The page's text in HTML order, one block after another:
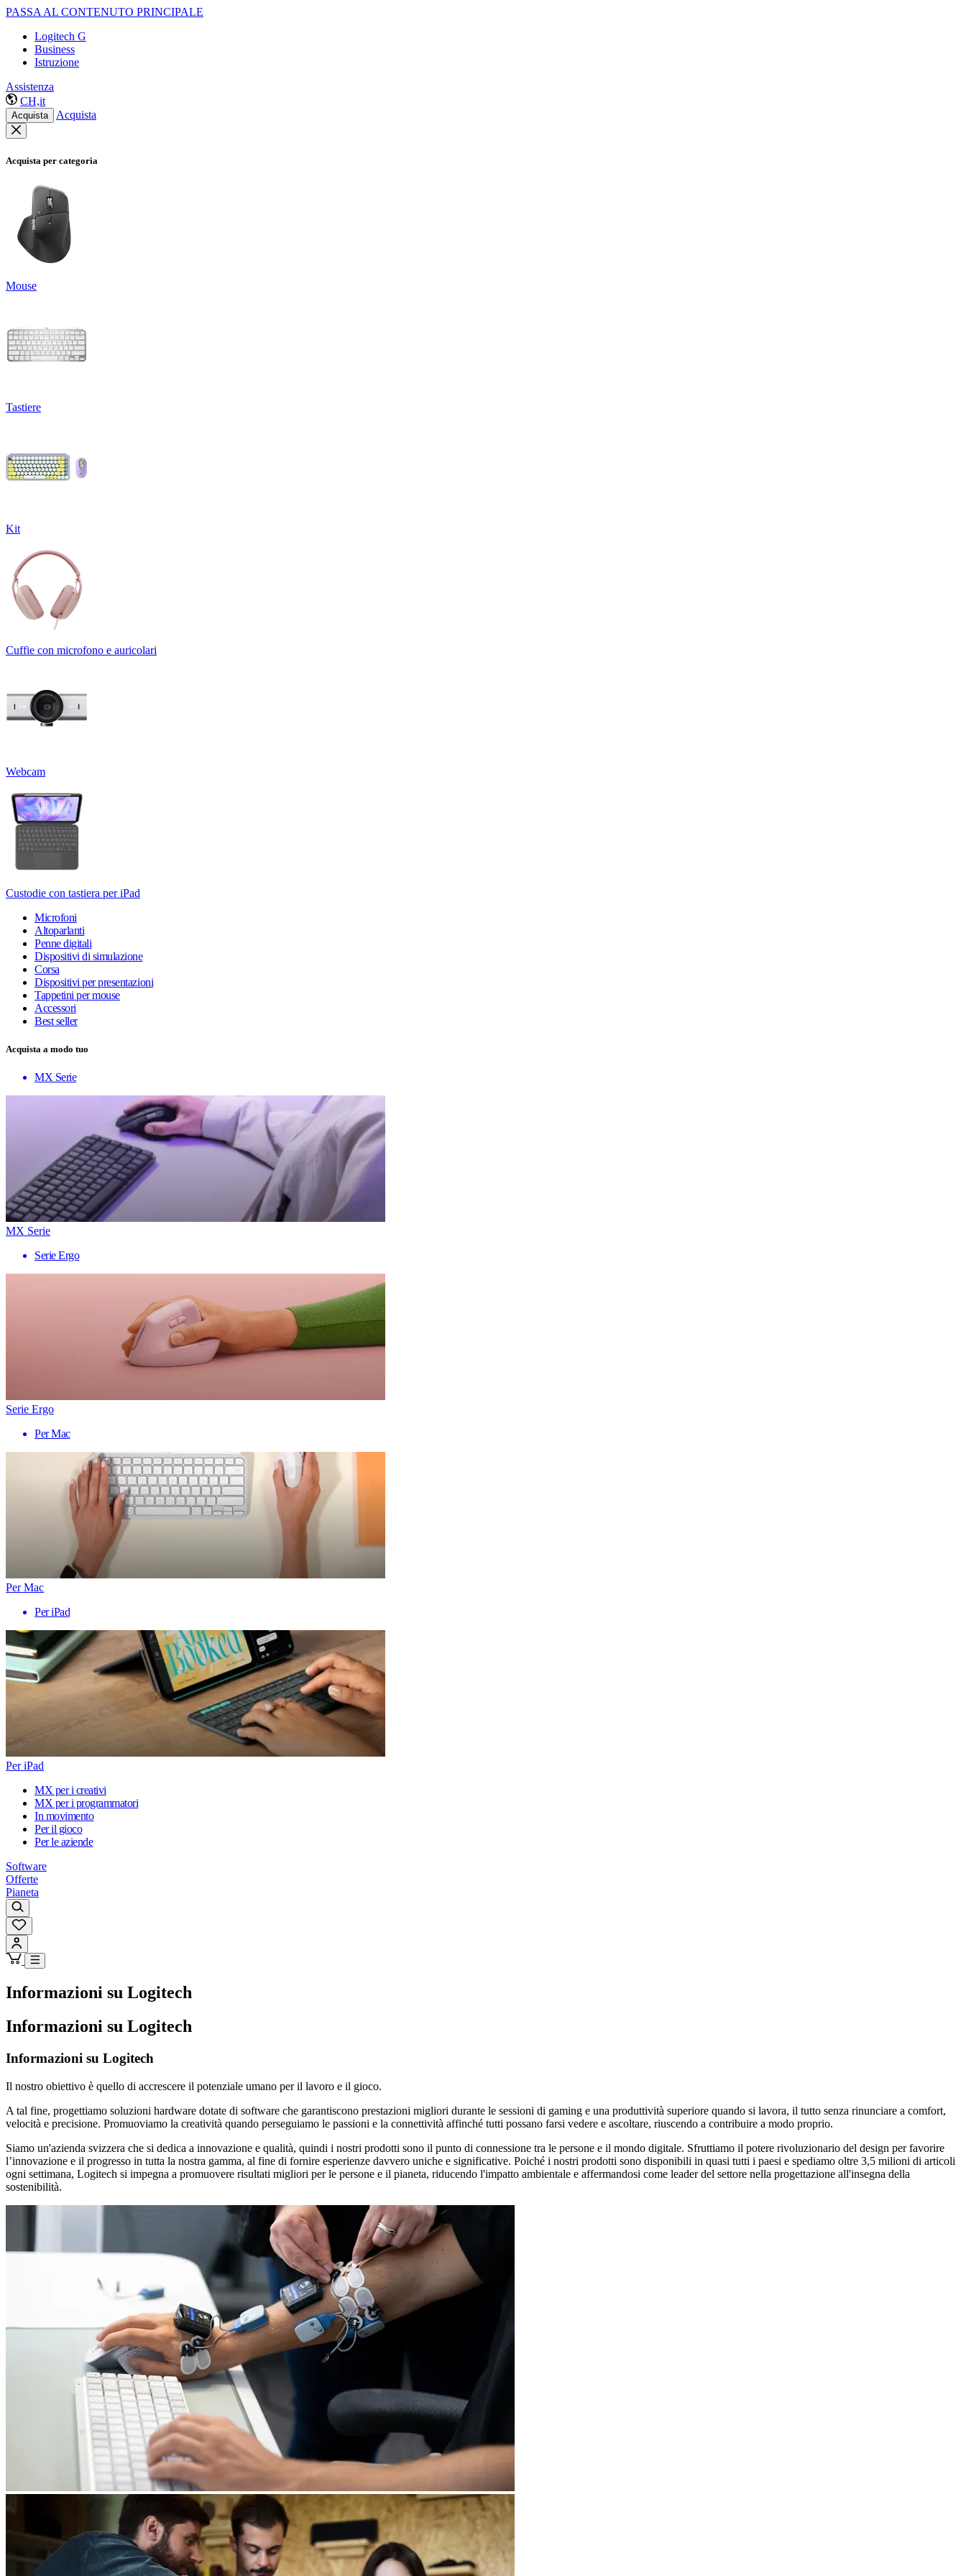
PASSA AL CONTENUTO PRINCIPALE
Logitech G
Business
Istruzione
Assistenza
CH,it
Acquista Acquista
Acquista per categoria
Mouse
Tastiere
Kit
Cuffie con microfono e auricolari
Webcam
Custodie con tastiera per iPad
Microfoni
Altoparlanti
Penne digitali
Dispositivi di simulazione
Corsa
Dispositivi per presentazioni
Tappetini per mouse
Accessori
Best seller
Acquista a modo tuo
MX Serie
MX Serie
Serie Ergo
Serie Ergo
Per Mac
Per Mac
Per iPad
Per iPad
MX per i creativi
MX per i programmatori
In movimento
Per il gioco
Per le aziende
Software
Offerte
Pianeta
Informazioni su Logitech
Informazioni su Logitech
Informazioni su Logitech
Il nostro obiettivo è quello di accrescere il potenziale umano per il lavoro e il gioco.
A tal fine, progettiamo soluzioni hardware dotate di software che garantiscono prestazioni migliori durante le sessioni di gaming e una produttività superiore quando si lavora, il tutto senza rinunciare a comfort,
velocità e precisione. Promuoviamo la creatività quando perseguiamo le passioni e la connettività affinché tutti possano farsi vedere e ascoltare, riuscendo a contribuire a modo proprio.
Siamo un'azienda svizzera che si dedica a innovazione e qualità, quindi i nostri prodotti sono il punto di connessione tra le persone e il mondo digitale. Sfruttiamo il potere rivoluzionario del design per favorire
l’innovazione e il progresso in tutta la nostra gamma, al fine di fornire esperienze davvero uniche e significative. Poiché i nostri prodotti sono disponibili in quasi tutti i paesi e spediamo oltre 3,5 milioni di articoli
ogni settimana, Logitech si impegna a promuovere risultati migliori per le persone e il pianeta, riducendo l'impatto ambientale e affermandosi come leader del settore nella progettazione all'insegna della
sostenibilità.